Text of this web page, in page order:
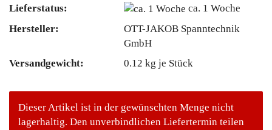
Lieferstatus:
ca. 1 Woche
Hersteller:
OTT-JAKOB Spanntechnik
GmbH
Versandgewicht:
0.12 kg je Stück
Dieser Artikel ist in der gewünschten Menge nicht
lagerhaltig. Den unverbindlichen Liefertermin teilen